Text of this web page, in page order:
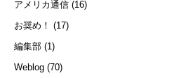
アメリカ通信 (16)
お奨め！ (17)
編集部 (1)
Weblog (70)